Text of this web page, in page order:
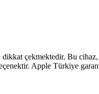
dikkat çekmektedir. Bu
Apple Türkiye